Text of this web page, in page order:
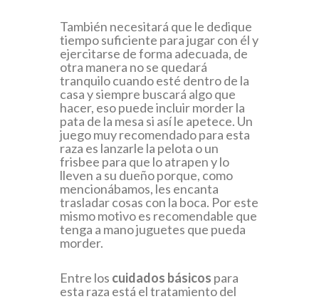
También necesitará que le dedique
tiempo suficiente para jugar con él y
ejercitarse de forma adecuada, de
otra manera no se quedará
tranquilo cuando esté dentro de la
casa y siempre buscará algo que
hacer, eso puede incluir morder la
pata de la mesa si así le apetece. Un
juego muy recomendado para esta
raza es lanzarle la pelota o un
frisbee para que lo atrapen y lo
lleven a su dueño porque, como
mencionábamos, les encanta
trasladar cosas con la boca. Por este
mismo motivo es recomendable que
tenga a mano juguetes que pueda
morder.
Entre los cuidados básicos para
esta raza está el tratamiento del